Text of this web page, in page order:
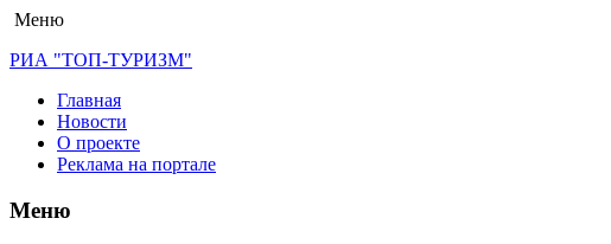
Меню
РИА "ТОП-ТУРИЗМ"
Главная
Новости
О проекте
Реклама на портале
Меню